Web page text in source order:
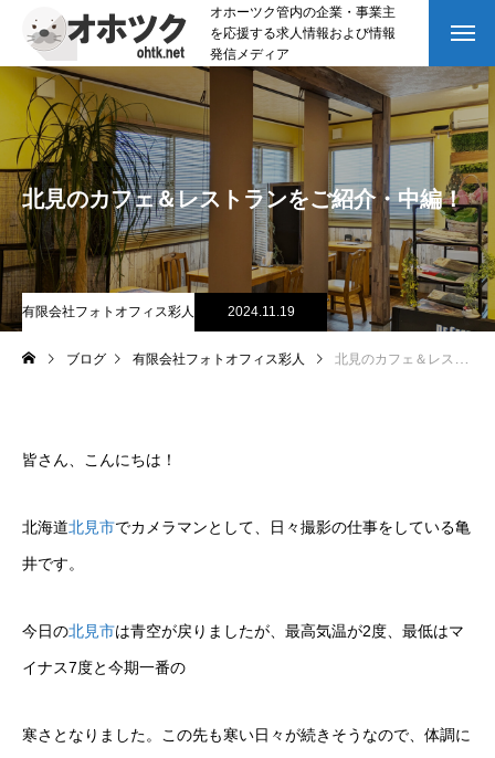
オホーツク管内の企業・事業主
を応援する求人情報および情報
発信メディア
北見のカフェ＆レストランをご紹介・中編！
有限会社フォトオフィス彩人 2024.11.19
ブログ 有限会社フォトオフィス彩人 北見のカフェ＆レストランをご紹介・中編！
皆さん、こんにちは！
北海道北見市でカメラマンとして、日々撮影の仕事をしている亀
井です。
今日の北見市は青空が戻りましたが、最高気温が2度、最低はマ
イナス7度と今期一番の
寒さとなりました。この先も寒い日々が続きそうなので、体調に